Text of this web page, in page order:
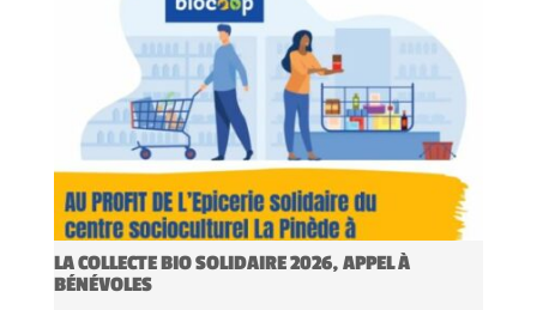
LA COLLECTE BIO SOLIDAIRE 2026, APPEL À
BÉNÉVOLES